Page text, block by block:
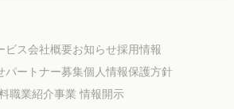
ビス会社概要お知らせ採用情報
パートナー募集個人情報保護方針
職業紹介事業 情報開示